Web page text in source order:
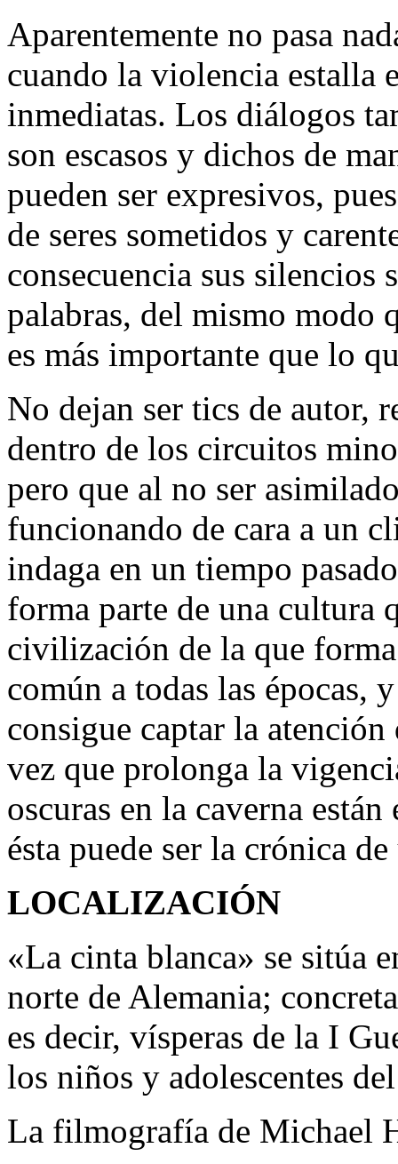
Aparentemente no pasa
cuando la violencia estalla
inmediatas. Los diálogos
son escasos y dichos de
pueden ser expresivos,
de seres sometidos y
consecuencia sus
palabras, del mismo modo
es más importante que lo
No dejan ser tics de autor,
dentro de los circuitos
pero que al no ser
funcionando de cara a un
indaga en un tiempo
forma parte de una cultura
civilización de la que
común a todas las épocas,
consigue captar la
vez que prolonga la
oscuras en la caverna
ésta puede ser la crónica
LOCALIZACIÓN
«La cinta blanca» se sitúa
norte de Alemania;
es decir, vísperas de la I
los niños y adolescentes
La filmografía de Michael